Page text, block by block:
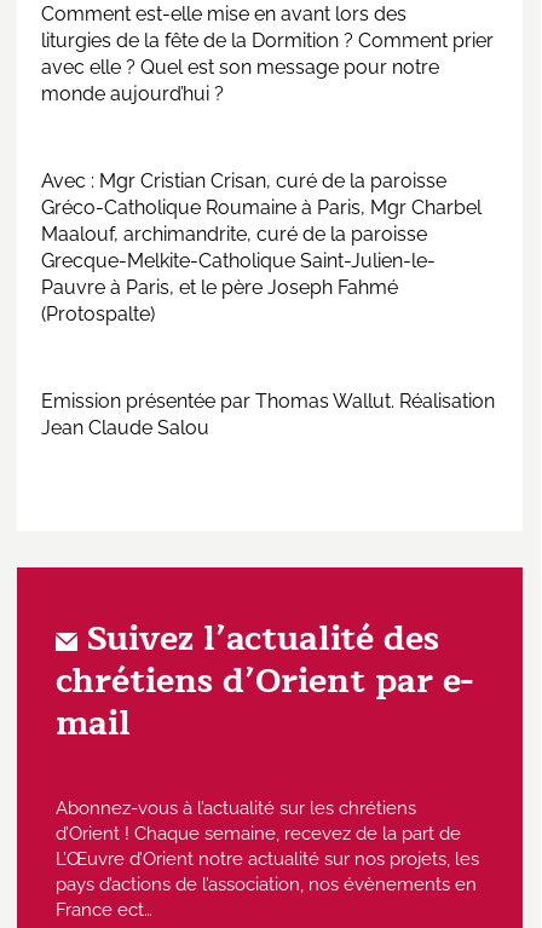
Comment est-elle mise en avant lors des
liturgies de la fête de la Dormition ? Comment prier
avec elle ? Quel est son message pour notre
monde aujourd’hui ?
Avec : Mgr Cristian Crisan, curé de la paroisse
Gréco-Catholique Roumaine à Paris, Mgr Charbel
Maalouf, archimandrite, curé de la paroisse
Grecque-Melkite-Catholique Saint-Julien-le-
Pauvre à Paris, et le père Joseph Fahmé
(Protospalte)
Emission présentée par Thomas Wallut. Réalisation
Jean Claude Salou
Suivez l’actualité des
chrétiens d’Orient par e-
mail
Abonnez-vous à l’actualité sur les chrétiens
d’Orient ! Chaque semaine, recevez de la part de
L’Œuvre d’Orient notre actualité sur nos projets, les
pays d’actions de l’association, nos évènements en
France ect…